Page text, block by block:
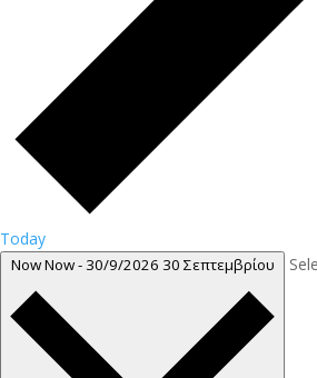
Today
NowNow- 30/9/2026 30 Σεπτεμβρίου